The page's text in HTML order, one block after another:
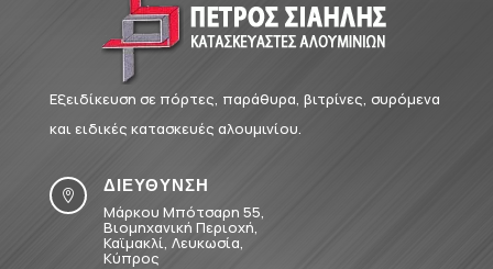
Εξειδίκευση σε πόρτες, παράθυρα, βιτρίνες, συρόμενα
και ειδικές κατασκευές αλουμινίου.

ΔΙΕΥΘΥΝΣΗ
Μάρκου Μπότσαρη 55,
Βιομηχανική Περιοχή,
Καϊμακλί, Λευκωσία,
Κύπρος